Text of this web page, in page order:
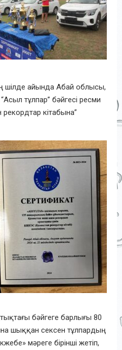
айында Абай облысы,
тұлпар” бәйгесі ресми
кітабына”
бәйгеге барлығы 80
шыққан сексен тұлпардың
мәреге бірінші жетіп,